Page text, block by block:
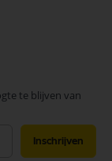
te blijven van
Inschrijven